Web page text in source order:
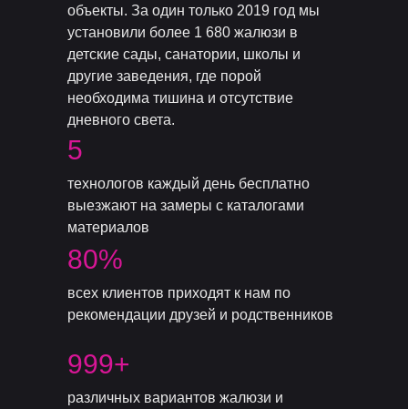
объекты. За один только 2019 год мы
установили более 1 680 жалюзи в
детские сады, санатории, школы и
другие заведения, где порой
необходима тишина и отсутствие
дневного света.
5
80%
999+
технологов каждый день бесплатно
выезжают на замеры с каталогами
материалов
всех клиентов приходят к нам по
рекомендации друзей и родственников
различных вариантов жалюзи и